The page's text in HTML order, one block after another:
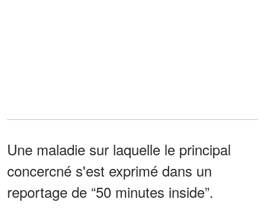
Une maladie sur laquelle le principal
concercné s'est exprimé dans un
reportage de “50 minutes inside”.